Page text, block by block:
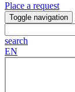
Place a request
Toggle navigation
search
EN